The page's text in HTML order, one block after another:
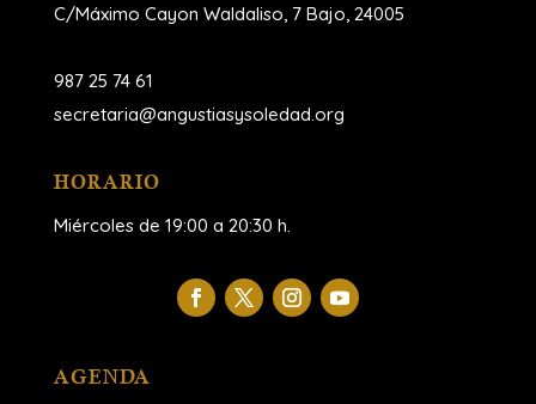
C/Máximo Cayon Waldaliso, 7 Bajo, 24005
987 25 74 61
secretaria@angustiasysoledad.org
HORARIO
Miércoles de 19:00 a 20:30 h.
AGENDA